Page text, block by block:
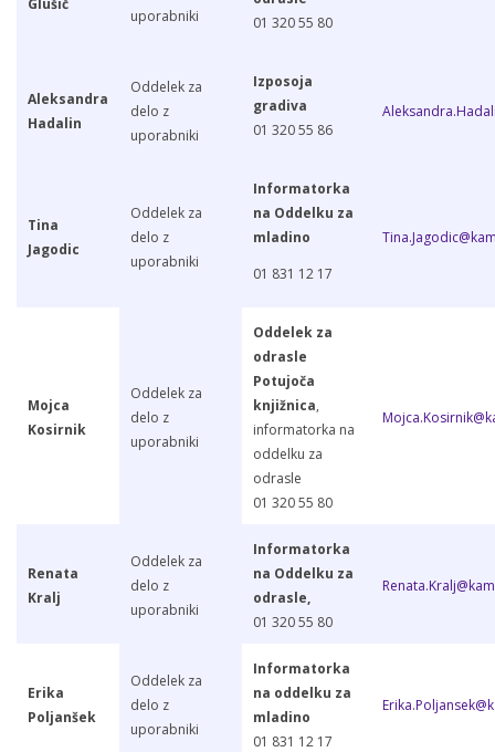
Glušič
uporabniki
01 320 55 80
Aleksandra
Hadalin
Oddelek za
delo z
uporabniki
Izposoja
gradiva
01 320 55 86
Tina
Jagodic
Oddelek za
delo z
uporabniki
Informatorka
na Oddelku za
mladino
01 831 12 17
Mojca
Kosirnik
Oddelek za
delo z
uporabniki
Oddelek za
odrasle
Potujoča
knjižnica,
informatorka na
oddelku za
odrasle
01 320 55 80
Renata
Kralj
Oddelek za
delo z
uporabniki
Informatorka
na Oddelku za
odrasle,
01 320 55 80
Erika
Poljanšek
Oddelek za
delo z
uporabniki
Informatorka
na oddelku za
mladino
01 831 12 17